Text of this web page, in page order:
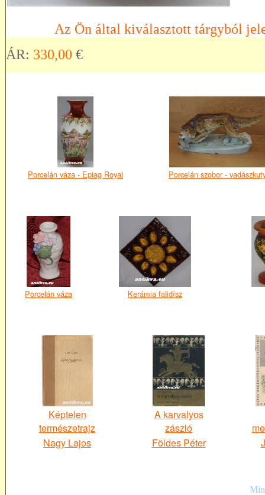
Az Ön által kiválasztott tárgyból
ÁR: 330,00 €
Porcelán váza - Epiag Royal Porcelán szobor -
Porcelán váza Kerámia falidísz
Képtelen
természetrajz
Nagy Lajos
A karvalyos
zászló
Földes Péter